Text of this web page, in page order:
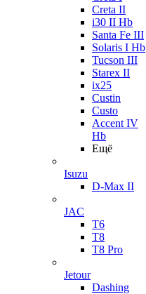
Creta II
i30 II Hb
Santa Fe III
Solaris I Hb
Tucson III
Starex II
ix25
Custin
Custo
Accent IV
Hb
Ещё
Isuzu
D-Max II
JAC
T6
T8
T8 Pro
Jetour
Dashing